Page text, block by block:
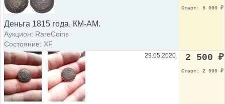
Деньга 1815 года. КМ-АМ.
Аукцион: RareCoins
Состояние: XF
Старт: 5 000 ₽
29.05.2020 2 500 ₽
Старт: 2 500 ₽